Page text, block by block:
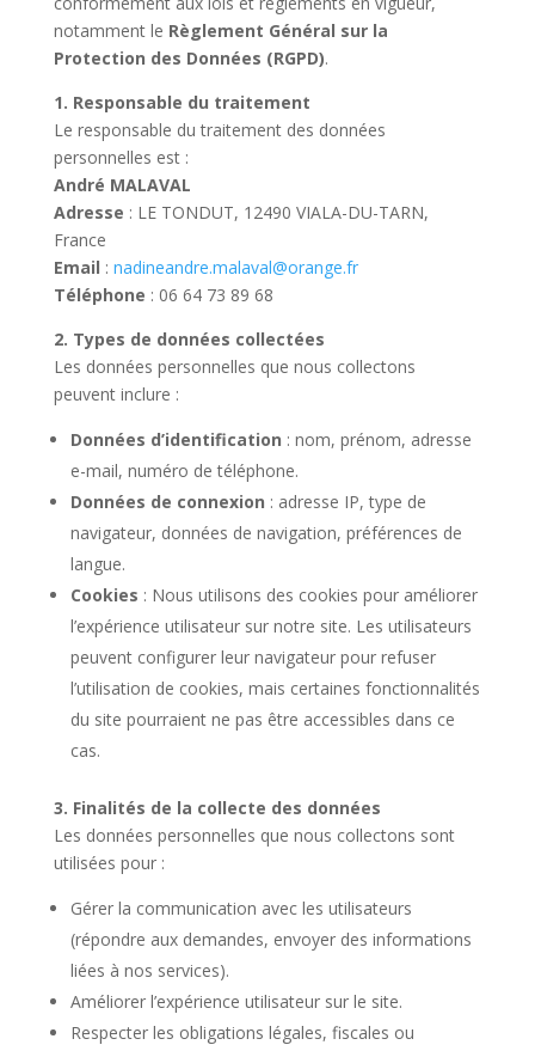
notamment le Règlement Général sur la
Protection des Données (RGPD).
1. Responsable du traitement
Le responsable du traitement des données
personnelles est :
André MALAVAL
Adresse : LE TONDUT, 12490 VIALA-DU-TARN,
France
Email : nadineandre.malaval@orange.fr
Téléphone : 06 64 73 89 68
2. Types de données collectées
Les données personnelles que nous collectons
peuvent inclure :
Données d’identification : nom, prénom, adresse
e-mail, numéro de téléphone.
Données de connexion : adresse IP, type de
navigateur, données de navigation, préférences de
langue.
Cookies : Nous utilisons des cookies pour améliorer
l’expérience utilisateur sur notre site. Les utilisateurs
peuvent configurer leur navigateur pour refuser
l’utilisation de cookies, mais certaines fonctionnalités
du site pourraient ne pas être accessibles dans ce
cas.
3. Finalités de la collecte des données
Les données personnelles que nous collectons sont
utilisées pour :
Gérer la communication avec les utilisateurs
(répondre aux demandes, envoyer des informations
liées à nos services).
Améliorer l’expérience utilisateur sur le site.
Respecter les obligations légales, fiscales ou